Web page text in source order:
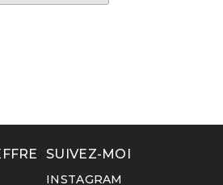
SUIVEZ-MOI
INSTAGRAM